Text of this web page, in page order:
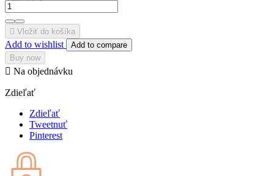
 Vložiť do košíka
Add to wishlist
Add to compare
Buy now
 Na objednávku
Zdieľať
Zdieľať
Tweetnuť
Pinterest